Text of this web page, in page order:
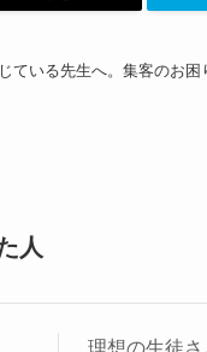
ている先生へ。集客のお困
人
理想の生徒